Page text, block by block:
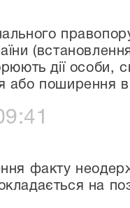
дії особи,
або поширення в
факту
на